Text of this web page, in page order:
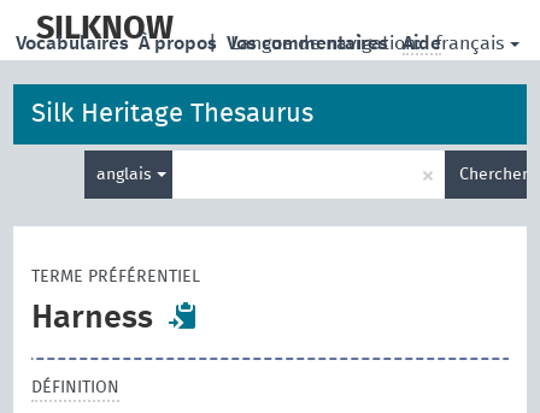
main
SILKNOW | Langue de navigation: français
Vocabulaires À propos Vos commentaires Aide
Silk Heritage Thesaurus
anglais
de
× Chercher
TERME PRÉFÉRENTIEL
Harness
DÉFINITION